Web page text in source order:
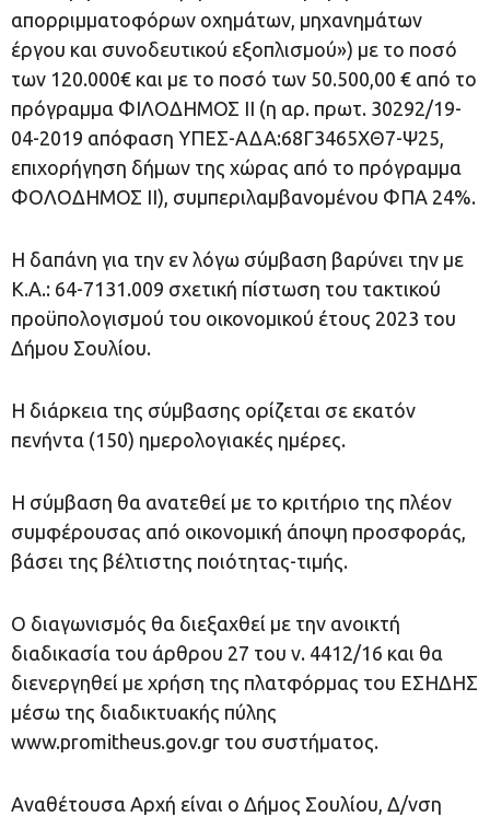
απορριμματοφόρων οχημάτων, μηχανημάτων
έργου και συνοδευτικού εξοπλισμού») με το ποσό
των 120.000€ και με το ποσό των 50.500,00 € από το
πρόγραμμα ΦΙΛΟΔΗΜΟΣ ΙΙ (η αρ. πρωτ. 30292/19-
04-2019 απόφαση ΥΠΕΣ-ΑΔΑ:68Γ3465ΧΘ7-Ψ25,
επιχορήγηση δήμων της χώρας από το πρόγραμμα
ΦΟΛΟΔΗΜΟΣ ΙΙ), συμπεριλαμβανομένου ΦΠΑ 24%.
Η δαπάνη για την εν λόγω σύμβαση βαρύνει την με
Κ.Α.: 64-7131.009 σχετική πίστωση του τακτικού
προϋπολογισμού του οικονομικού έτους 2023 του
Δήμου Σουλίου.
Η διάρκεια της σύμβασης ορίζεται σε εκατόν
πενήντα (150) ημερολογιακές ημέρες.
Η σύμβαση θα ανατεθεί με το κριτήριο της πλέον
συμφέρουσας από οικονομική άποψη προσφοράς,
βάσει της βέλτιστης ποιότητας-τιμής.
Ο διαγωνισμός θα διεξαχθεί με την ανοικτή
διαδικασία του άρθρου 27 του ν. 4412/16 και θα
διενεργηθεί με χρήση της πλατφόρμας του ΕΣΗΔΗΣ
μέσω της διαδικτυακής πύλης
www.promitheus.gov.gr του συστήματος.
Αναθέτουσα Αρχή είναι ο Δήμος Σουλίου, Δ/νση